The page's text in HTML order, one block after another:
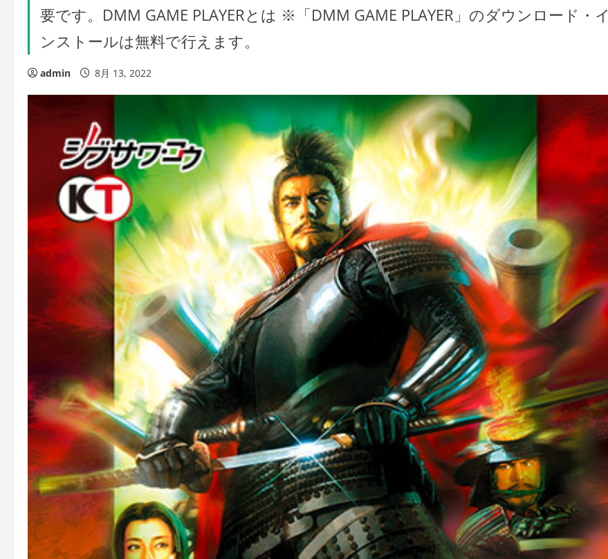
要です。DMM GAME PLAYERとは ※「DMM GAME PLAYER」のダウンロード・イ
ンストールは無料で行えます。
admin 8月 13, 2022